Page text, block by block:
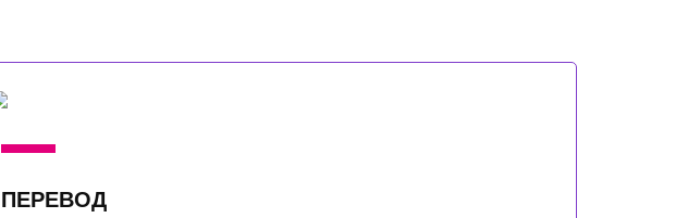
ПЕРЕВОД